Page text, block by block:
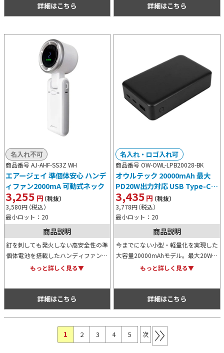
詳細はこちら 詳細はこちら
商品番号 AJ-AHF-SS3Z WH
エアージェイ 準個体安心 ハンデ
ィファン2000mA 可動式ネック
3,255 円（税抜）
3,580円（税込）
最小ロット：20
名入れ不可
商品説明
釘を刺しても発火しない高安全性の準
個体電池を搭載したハンディファン。
強力なターボ送風で涼しく、ハンズフ
す。安全面と機能性を兼ね備えたアイ
もっと詳しく見る▼
詳細はこちら
商品番号 OW-OWL-LPB20028-BK
オウルテック 20000mAh 最大
PD20W出力対応 USB Type-C入
出力/USB Type-A出力 モバイル
バッテリー
3,435円（税抜）
3,778円（税込）
最小ロット：20
名入れ・ロゴ入れ可
商品説明
今までにない小型・軽量化を実現した
大容量20000mAhモデル。最大20W出
力やPPSに対応し、3台同時やパスス
保証を備えた安心設計です。
もっと詳しく見る▼
詳細はこちら
1 (現位置)
2 3 4 5 次